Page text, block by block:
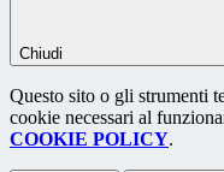
Chiudi
Questo sito o gli strumenti
cookie necessari al
COOKIE POLICY.